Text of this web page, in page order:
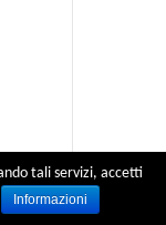
tali servizi, accetti
Informazioni